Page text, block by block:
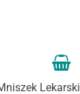
Lekarski